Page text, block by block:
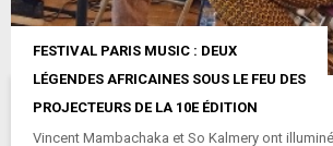
FESTIVAL PARIS MUSIC : DEUX
LÉGENDES AFRICAINES SOUS LE FEU DES
PROJECTEURS DE LA 10E ÉDITION
Vincent Mambachaka et So Kalmery ont